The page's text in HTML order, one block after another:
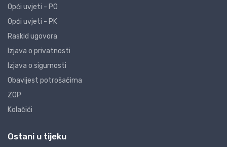
Opći uvjeti - PO
Opći uvjeti - PK
Raskid ugovora
Izjava o privatnosti
Izjava o sigurnosti
Obavijest potrošačima
ZOP
Kolačići
Ostani u tijeku